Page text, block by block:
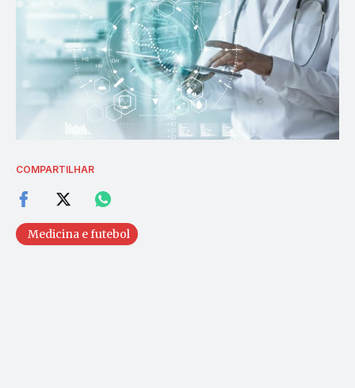
COMPARTILHAR
Medicina e futebol